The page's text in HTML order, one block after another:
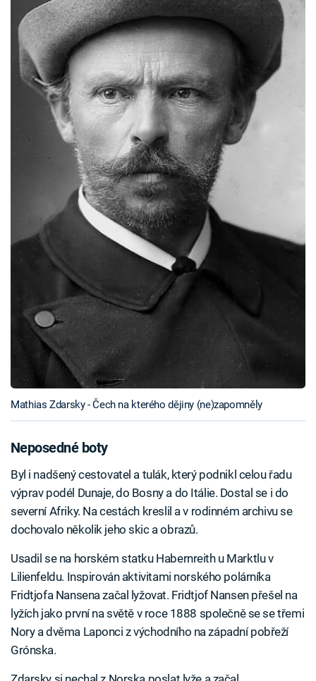
Mathias Zdarsky - Čech na kterého dějiny (ne)zapomněly
Neposedné boty
Byl i nadšený cestovatel a tulák, který podnikl celou řadu
výprav podél Dunaje, do Bosny a do Itálie. Dostal se i do
severní Afriky. Na cestách kreslil a v rodinném archivu se
dochovalo několik jeho skic a obrazů.
Usadil se na horském statku Habernreith u Marktlu v
Lilienfeldu. Inspirován aktivitami norského polárníka
Fridtjofa Nansena začal lyžovat. Fridtjof Nansen přešel na
lyžích jako první na světě v roce 1888 společně se se třemi
Nory a dvěma Laponci z východního na západní pobřeží
Grónska.